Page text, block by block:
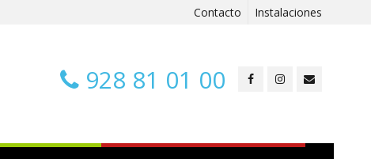
Contacto Instalaciones
928 81 01 00